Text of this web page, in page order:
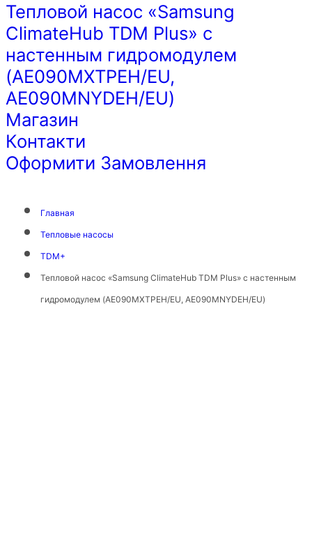
Тепловой насос «Samsung
ClimateHub TDM Plus» с
настенным гидромодулем
(AE090MXTPEH/EU,
AE090MNYDEH/EU)
Магазин
Контакти
Оформити Замовлення
Главная
Тепловые насосы
TDM+
Тепловой насос «Samsung ClimateHub TDM Plus» с настенным
гидромодулем (AE090MXTPEH/EU, AE090MNYDEH/EU)